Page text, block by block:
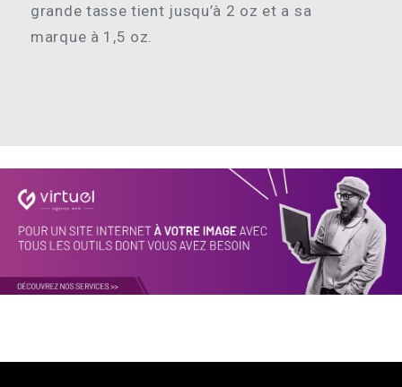
grande tasse tient jusqu’à 2 oz et a sa
marque à 1,5 oz.